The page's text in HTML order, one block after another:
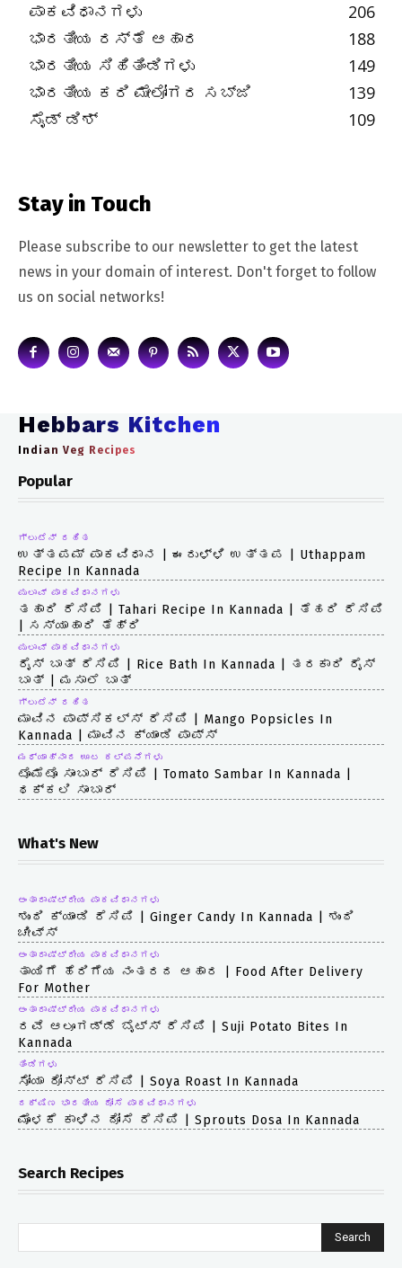
ಪಾಕವಿಧಾನಗಳು
206
ಭಾರತೀಯ ರಸ್ತೆ ಆಹಾರ
188
ಭಾರತೀಯ ಸಿಹಿತಿಂಡಿಗಳು
149
ಭಾರತೀಯ ಕರಿ ಮೇಲೋಗರ ಸಬ್ಜಿ
139
ಸೈಡ್ ಡಿಶ್
109
Stay in Touch
Please subscribe to our newsletter to get the latest
news in your domain of interest. Don't forget to follow
us on social networks!
Hebbars Kitchen
Indian Veg Recipes
Popular
ಗ್ಲುಟೆನ್ ರಹಿತ
ಉತ್ತಪಮ್ ಪಾಕವಿಧಾನ | ಈರುಳ್ಳಿ ಉತ್ತಪ | Uthappam
Recipe In Kannada
ಪುಲಾವ್ ಪಾಕವಿಧಾನಗಳು
ತಹಾರಿ ರೆಸಿಪಿ | Tahari Recipe In Kannada | ತೆಹರಿ ರೆಸಿಪಿ
| ಸಸ್ಯಾಹಾರಿ ತೆಹ್ರಿ
ಪುಲಾವ್ ಪಾಕವಿಧಾನಗಳು
ರೈಸ್ ಬಾತ್ ರೆಸಿಪಿ | Rice Bath In Kannada | ತರಕಾರಿ ರೈಸ್
ಬಾತ್ | ಮಸಾಲೆ ಬಾತ್
ಗ್ಲುಟೆನ್ ರಹಿತ
ಮಾವಿನ ಪಾಪ್ಸಿಕಲ್ಸ್ ರೆಸಿಪಿ | Mango Popsicles In
Kannada | ಮಾವಿನ ಕ್ಯಾಂಡಿ ಪಾಪ್ಸ್
ಮಧ್ಯಾಹ್ನಾದ ಊಟ ಕಲ್ಪನೆಗಳು
ಟೊಮೆಟೊ ಸಾಂಬಾರ್ ರೆಸಿಪಿ | Tomato Sambar In Kannada |
ಥಕ್ಕಲಿ ಸಾಂಬಾರ್
What's New
ಅಂತಾರಾಷ್ಟ್ರೀಯ ಪಾಕವಿಧಾನಗಳು
ಶುಂಠಿ ಕ್ಯಾಂಡಿ ರೆಸಿಪಿ | Ginger Candy In Kannada | ಶುಂಠಿ
ಚೀವ್ಸ್
ಅಂತಾರಾಷ್ಟ್ರೀಯ ಪಾಕವಿಧಾನಗಳು
ತಾಯಿಗೆ ಹೆರಿಗೆಯ ನಂತರದ ಆಹಾರ | Food After Delivery
For Mother
ಅಂತಾರಾಷ್ಟ್ರೀಯ ಪಾಕವಿಧಾನಗಳು
ರವೆ ಆಲೂಗಡ್ಡೆ ಬೈಟ್ಸ್ ರೆಸಿಪಿ | Suji Potato Bites In
Kannada
ತಿಂಡಿಗಳು
ಸೋಯಾ ರೋಸ್ಟ್ ರೆಸಿಪಿ | Soya Roast In Kannada
ದಕ್ಷಿಣ ಭಾರತೀಯ ದೋಸೆ ಪಾಕವಿಧಾನಗಳು
ಮೊಳಕೆ ಕಾಳಿನ ದೋಸೆ ರೆಸಿಪಿ | Sprouts Dosa In Kannada
Search Recipes
Search